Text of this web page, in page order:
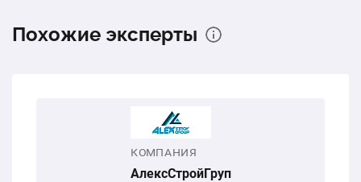
Похожие эксперты
КОМПАНИЯ
АлексСтройГруп